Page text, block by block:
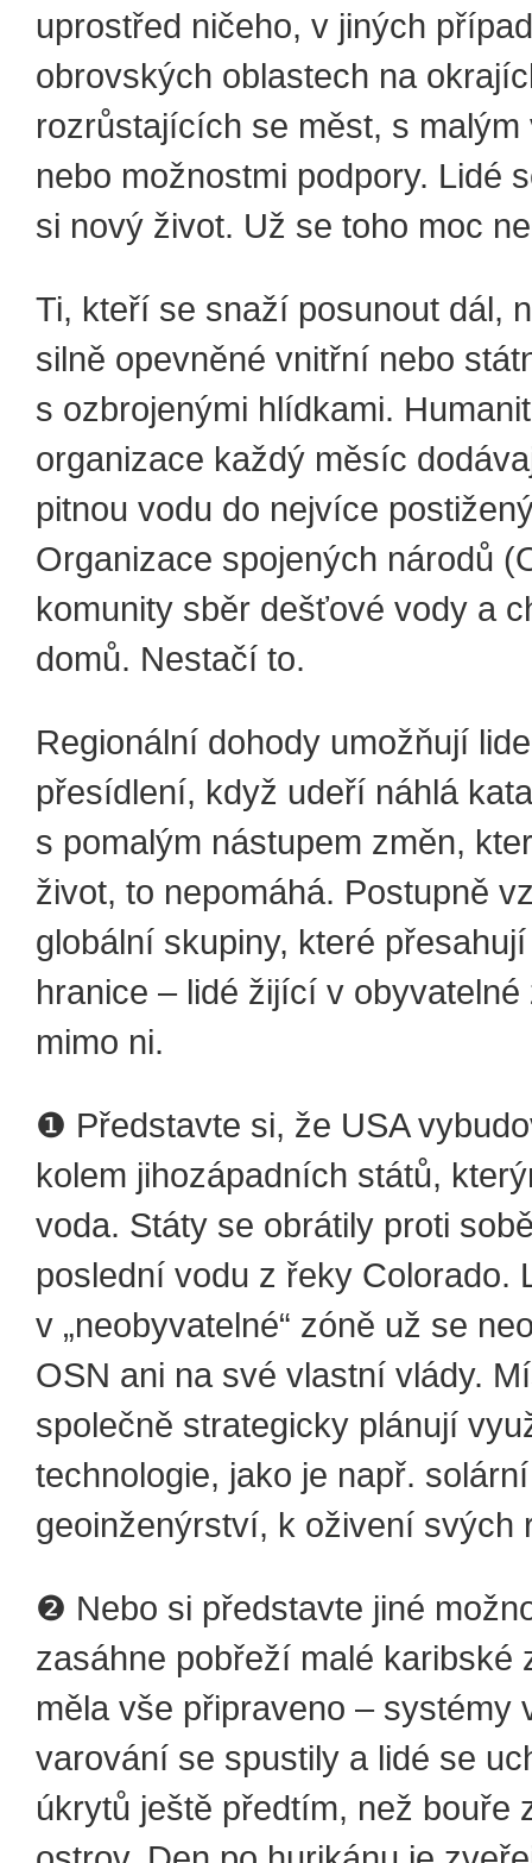
uprostřed ničeho, v jiných
obrovských oblastech na
rozrůstajících se měst, s malým
nebo možnostmi podpory. Lidé
si nový život. Už se toho moc
Ti, kteří se snaží posunout dál,
silně opevněné vnitřní nebo
s ozbrojenými hlídkami.
organizace každý měsíc
pitnou vodu do nejvíce
Organizace spojených národů
komunity sběr dešťové vody a
domů. Nestačí to.
Regionální dohody umožňují
přesídlení, když udeří náhlá
s pomalým nástupem změn,
život, to nepomáhá. Postupně
globální skupiny, které
hranice – lidé žijící v obyvatelné
mimo ni.
❶ Představte si, že USA
kolem jihozápadních států,
voda. Státy se obrátily proti
poslední vodu z řeky Colorado.
v „neobyvatelné“ zóně už se
OSN ani na své vlastní vlády.
společně strategicky plánují
technologie, jako je např. solární
geoinženýrství, k oživení svých
❷ Nebo si představte jiné
zasáhne pobřeží malé karibské
měla vše připraveno – systémy
varování se spustily a lidé se
úkrytů ještě předtím, než bouře